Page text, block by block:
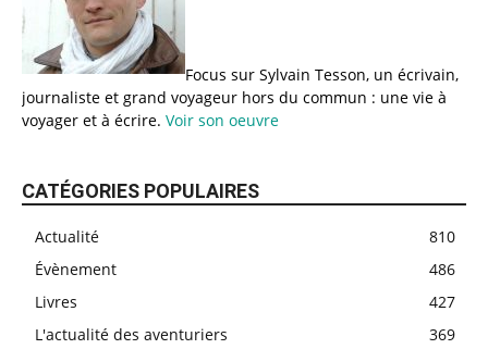
Focus sur Sylvain Tesson, un écrivain,
journaliste et grand voyageur hors du commun : une vie à
voyager et à écrire. Voir son oeuvre
CATÉGORIES POPULAIRES
Actualité
810
Évènement
486
Livres
427
L'actualité des aventuriers
369